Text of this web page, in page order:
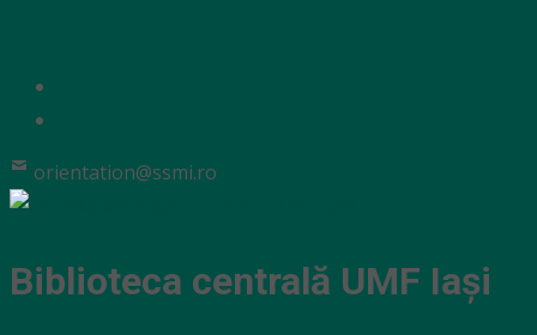
orientation@ssmi.ro
Biblioteca centrală UMF Iași